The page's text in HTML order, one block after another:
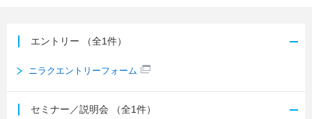
エントリー （全1件）
ニラクエントリーフォーム
セミナー／説明会 （全1件）